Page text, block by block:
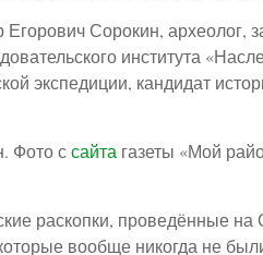
Егорович Сорокин, археолог,
института
экспедиции, кандидат
Фото ссайта газеты «Мой
раскопки, проведённые
вообще никогда не